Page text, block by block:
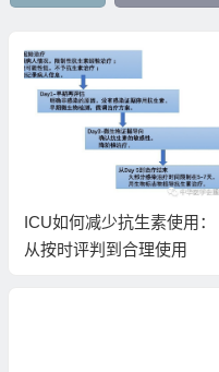
ICU如何减少抗生素使用：
从按时评判到合理使用